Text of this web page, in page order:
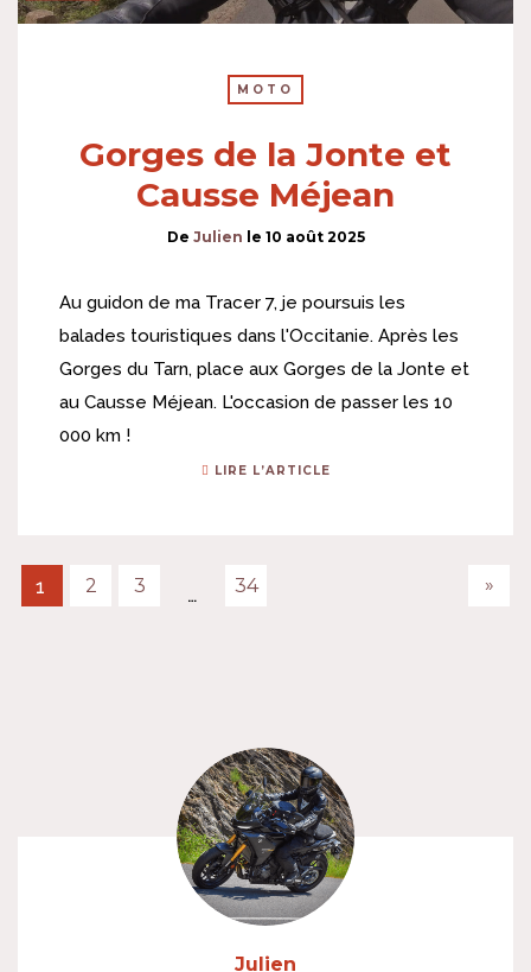
MOTO
Gorges de la Jonte et
Causse Méjean
De Julien le 10 août 2025
Au guidon de ma Tracer 7, je poursuis les
balades touristiques dans l'Occitanie. Après les
Gorges du Tarn, place aux Gorges de la Jonte et
au Causse Méjean. L'occasion de passer les 10
000 km !
LIRE L’ARTICLE
1 2 3 … 34 »
Julien